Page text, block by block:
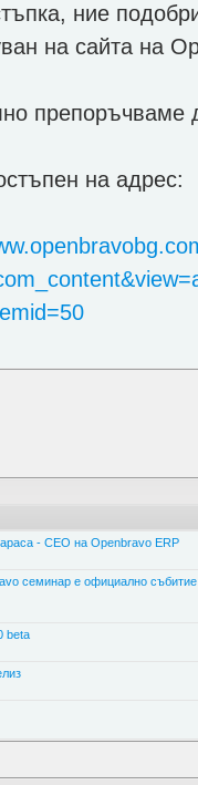
ние
на сайта на
препоръчваме
на адрес:
- CEO на Openbravo ERP
семинар е официално
beta